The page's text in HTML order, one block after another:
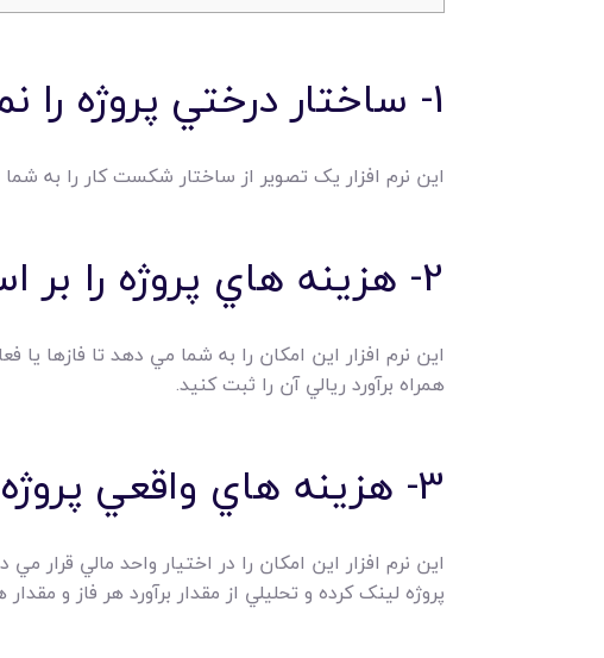
1- ساختار درختي پروژه را نمايش مي دهد.
اين نرم افزار يک تصوير از ساختار شکست کار را به
2- هزينه هاي پروژه را بر اساس فاز ها يا فعاليت ها برآورد مي کنيد.
اين نرم افزار اين امکان را به شما مي دهد تا فازها يا
همراه برآورد ريالي آن را ثبت کنيد.
3- هزينه هاي واقعي پروژه را بر اساس فاز پروژه ثبت مي کند.
اين نرم افزار اين امکان را در اختيار واحد مالي قرار
پروژه لينک کرده و تحليلي از مقدار برآورد هر فاز و